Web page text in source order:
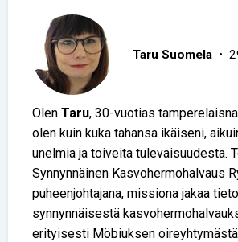
Taru Suomela •
Olen Taru, 30-vuotias
olen kuin kuka tahansa ikäiseni,
unelmia ja toiveita tulevaisuudesta.
Synnynnäinen Kasvohermohalvaus
puheenjohtajana, missiona jakaa
synnynnäisestä
erityisesti Möbiuksen